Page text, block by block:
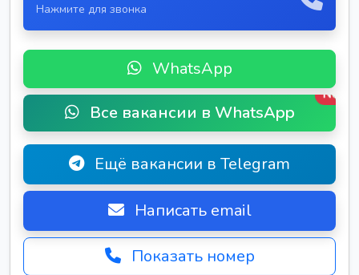
Нажмите для звонка
WhatsApp
Все вакансии в WhatsApp
New
Ещё вакансии в Telegram
Написать email
Показать номер